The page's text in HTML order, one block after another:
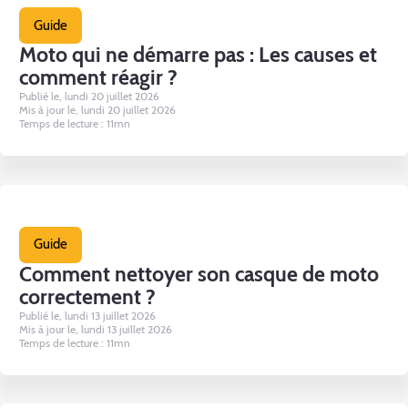
Guide
Moto qui ne démarre pas : Les causes et
comment réagir ?
Publié le, lundi 20 juillet 2026
Mis à jour le, lundi 20 juillet 2026
Temps de lecture : 11mn
Guide
Comment nettoyer son casque de moto
correctement ?
Publié le, lundi 13 juillet 2026
Mis à jour le, lundi 13 juillet 2026
Temps de lecture : 11mn